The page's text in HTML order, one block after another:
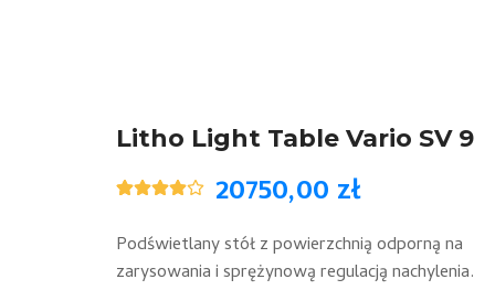
Litho Light Table Vario SV 9
Oceniony
na
podstawie
3
ocen
20750,00 zł
Podświetlany stół z powierzchnią odporną na
zarysowania i sprężynową regulacją nachylenia.